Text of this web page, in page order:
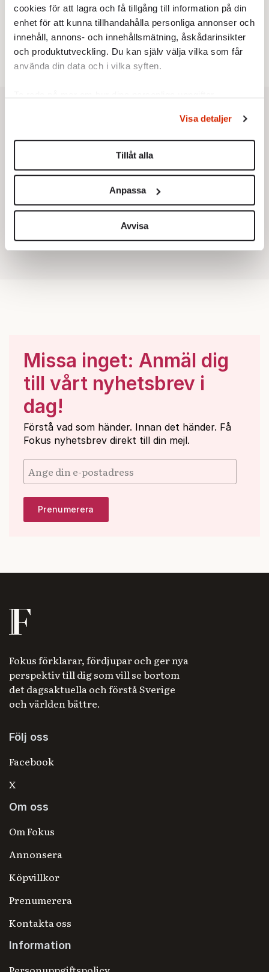
cookies för att lagra och få tillgång till information på din
enhet för att kunna tillhandahålla personliga annonser och
innehåll, annons- och innehållsmätning, åskådarinsikter
och produktutveckling. Du kan själv välja vilka som får
använda din data och i vilka syften.
Du kan ändra eller dra tillbaka ditt samtycke när som
helst från cookie-förklaringen.
Vi använder enhetsidentifierare för att anpassa innehållet
för sociala medier och analysera vår trafik. Vi
vidarebefordrar även sådana identifierare och annan
information från din enhet till de sociala medier och
annons- och analysföretag som vi samarbetar med.
Dessa kan i sin tur kombinera informationen med annan
Visa detaljer
Tillåt alla
Anpassa
Avvisa
5.Nina Lekander:På ”Kommunisthögskolan” drömde
alla om att vara arbetarklass
STICKET
6.Dan Korn:Quisling, quislingar och sten i glashus
Missa inget: Anmäl dig
till vårt nyhetsbrev i
dag!
Förstå vad som händer. Innan det händer. Få
Fokus nyhetsbrev direkt till din mejl.
Fokus förklarar, fördjupar och ger nya
perspektiv till dig som vill se bortom
det dagsaktuella och förstå Sverige
och världen bättre.
Följ oss
Facebook
X
Om oss
Om Fokus
Annonsera
Köpvillkor
Prenumerera
Kontakta oss
Information